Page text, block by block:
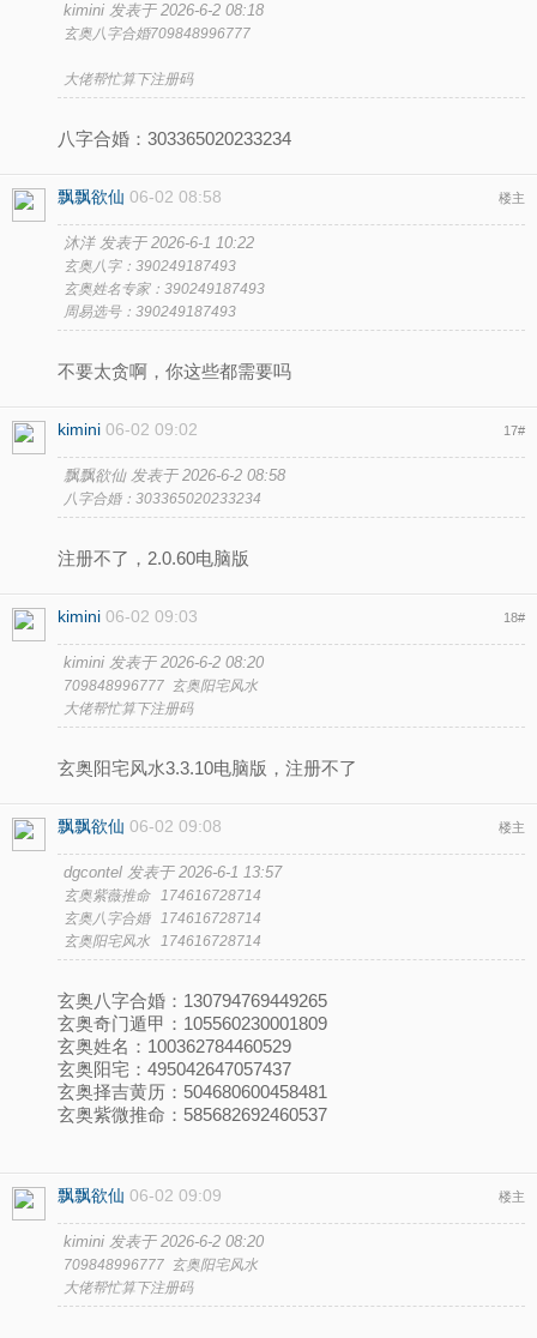
kimini 发表于 2026-6-2 08:18
玄奥八字合婚709848996777
大佬帮忙算下注册码
八字合婚：303365020233234
飘飘欲仙 06-02 08:58 楼主
沐洋 发表于 2026-6-1 10:22
玄奥八字：390249187493
玄奥姓名专家：390249187493
周易选号：390249187493
不要太贪啊，你这些都需要吗
kimini 06-02 09:02 17#
飘飘欲仙 发表于 2026-6-2 08:58
八字合婚：303365020233234
注册不了，2.0.60电脑版
kimini 06-02 09:03 18#
kimini 发表于 2026-6-2 08:20
709848996777 玄奥阳宅风水
大佬帮忙算下注册码
玄奥阳宅风水3.3.10电脑版，注册不了
飘飘欲仙 06-02 09:08 楼主
dgcontel 发表于 2026-6-1 13:57
玄奥紫薇推命 174616728714
玄奥八字合婚 174616728714
玄奥阳宅风水 174616728714
玄奥八字合婚：130794769449265
玄奥奇门遁甲：105560230001809
玄奥姓名：100362784460529
玄奥阳宅：495042647057437
玄奥择吉黄历：504680600458481
玄奥紫微推命：585682692460537
飘飘欲仙 06-02 09:09 楼主
kimini 发表于 2026-6-2 08:20
709848996777 玄奥阳宅风水
大佬帮忙算下注册码